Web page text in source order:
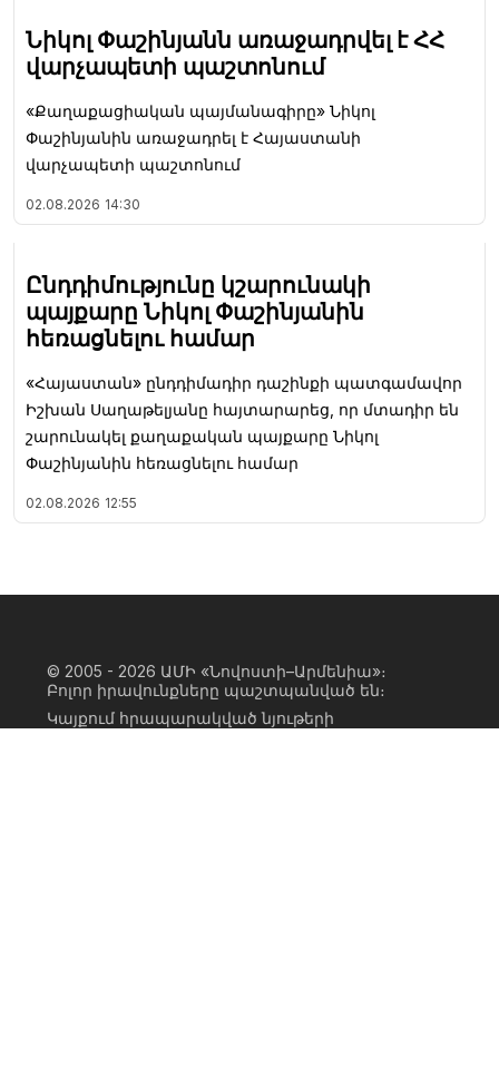
Նիկոլ Փաշինյանն առաջադրվել է ՀՀ
վարչապետի պաշտոնում
«Քաղաքացիական պայմանագիրը» Նիկոլ
Փաշինյանին առաջադրել է Հայաստանի
վարչապետի պաշտոնում
02.08.2026 14:30
Ընդդիմությունը կշարունակի
պայքարը Նիկոլ Փաշինյանին
հեռացնելու համար
«Հայաստան» ընդդիմադիր դաշինքի պատգամավոր
Իշխան Սաղաթելյանը հայտարարեց, որ մտադիր են
շարունակել քաղաքական պայքարը Նիկոլ
Փաշինյանին հեռացնելու համար
02.08.2026 12:55
© 2005 - 2026 ԱՄԻ «Նովոստի–Արմենիա»։
Բոլոր իրավունքները պաշտպանված են։
Կայքում հրապարակված նյութերի